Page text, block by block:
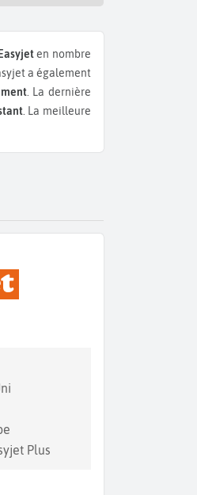
en nombre
a également
. La dernière
. La meilleure
Plus